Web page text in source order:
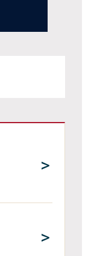
>
>